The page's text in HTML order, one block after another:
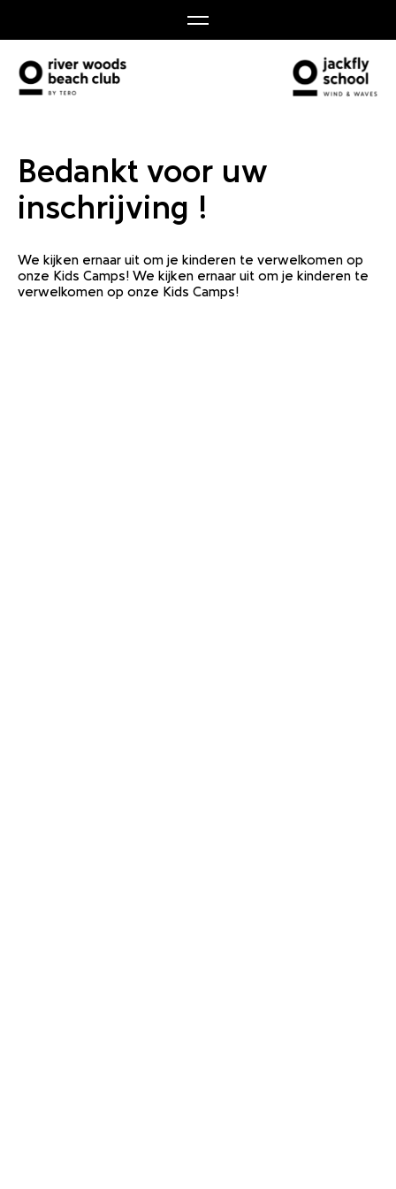
Bedankt voor uw
inschrijving !
We kijken ernaar uit om je kinderen te verwelkomen op
onze Kids Camps! We kijken ernaar uit om je kinderen te
verwelkomen op onze Kids Camps!